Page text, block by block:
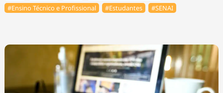
#Ensino Técnico e Profissional
#Estudantes #SENAI